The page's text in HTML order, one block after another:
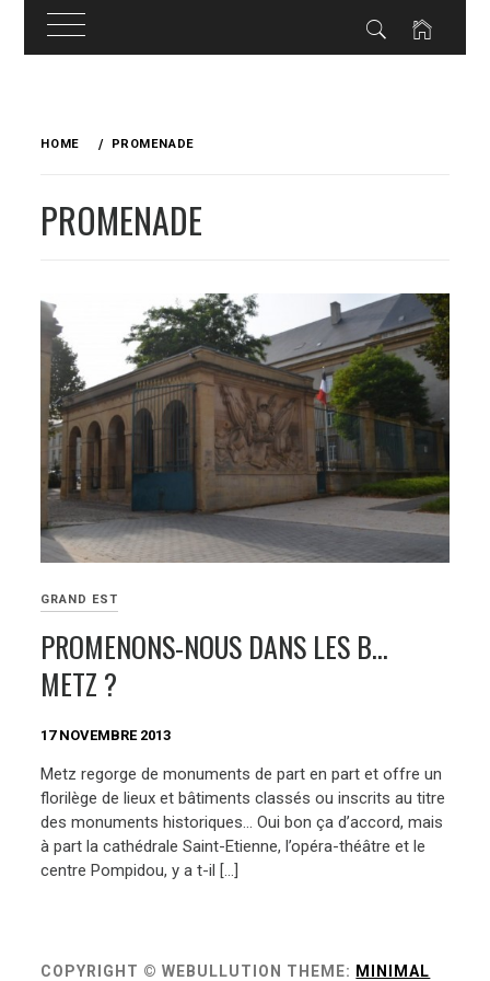
HOME PROMENADE
PROMENADE
GRAND EST
PROMENONS-NOUS DANS LES B…
METZ ?
17 NOVEMBRE 2013
Metz regorge de monuments de part en part et offre un
florilège de lieux et bâtiments classés ou inscrits au titre
des monuments historiques… Oui bon ça d’accord, mais
à part la cathédrale Saint-Etienne, l’opéra-théâtre et le
centre Pompidou, y a t-il […]
COPYRIGHT © WEBULLUTION THEME: MINIMAL